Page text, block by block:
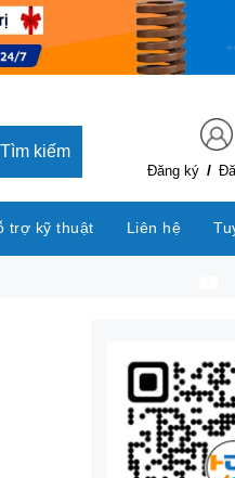
Đăng ký /
Tìm kiếm
trợ kỹ thuật Liên hệ